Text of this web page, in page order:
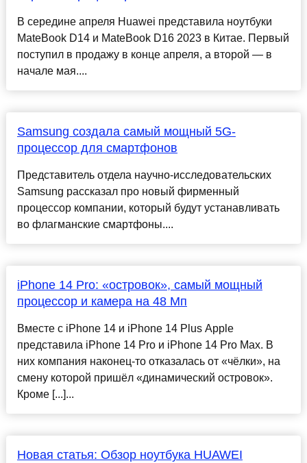
В середине апреля Huawei представила ноутбуки
MateBook D14 и MateBook D16 2023 в Китае. Первый
поступил в продажу в конце апреля, а второй — в
начале мая....
Samsung создала самый мощный 5G-
процессор для смартфонов
Представитель отдела научно-исследовательских
Samsung рассказал про новый фирменный
процессор компании, который будут устанавливать
во флагманские смартфоны....
iPhone 14 Pro: «островок», самый мощный
процессор и камера на 48 Мп
Вместе с iPhone 14 и iPhone 14 Plus Apple
представила iPhone 14 Pro и iPhone 14 Pro Max. В
них компания наконец-то отказалась от «чёлки», на
смену которой пришёл «динамический островок».
Кроме [...]...
Новая статья: Обзор ноутбука HUAWEI